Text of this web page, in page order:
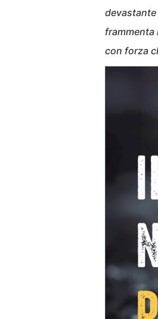
frammenta
con forza